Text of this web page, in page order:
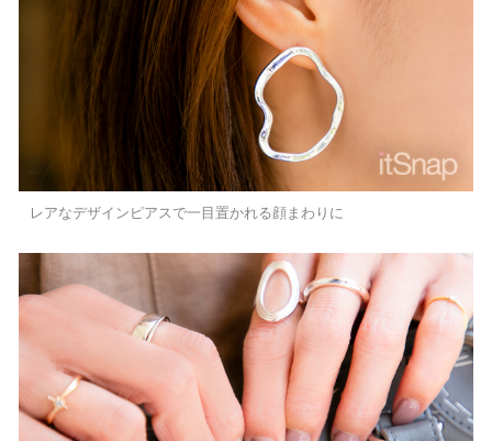
レアなデザインピアスで一目置かれる顔まわりに